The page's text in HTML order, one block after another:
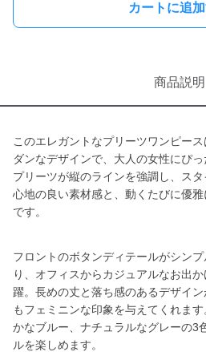
カートに追
商品説明
このエレガントなプリーツワンピー
ダンなデザインで、大人の女性にぴ
プリーツが縦のラインを強調し、ス
心地の良い素材感と、動くたびに優
です。
フロントのボタンディテールがシン
り、オフィスからカジュアルなお出
躍。長めの丈と落ち感のあるデザイ
もフェミニンな印象を与えてくれま
かなブルー、ナチュラルなグレーの3
ルを楽しめます。